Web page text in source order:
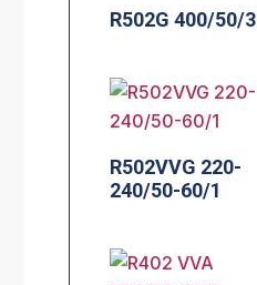
R502G 400/50/3
R502VVG 220-
240/50-60/1